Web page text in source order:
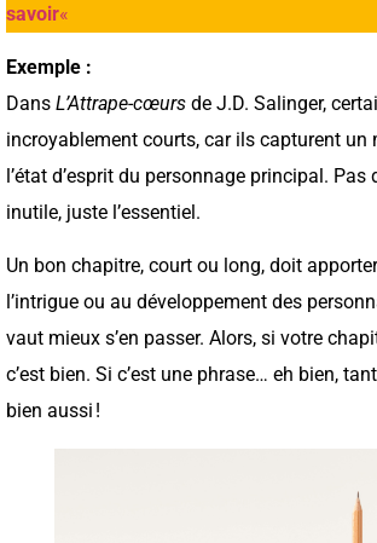
savoir«
Exemple :
Dans L’Attrape-cœurs de J.D. Salinger,
incroyablement courts, car ils capturent un
l’état d’esprit du personnage principal. Pas
inutile, juste l’essentiel.
Un bon chapitre, court ou long, doit
l’intrigue ou au développement des
vaut mieux s’en passer. Alors, si votre
c’est bien. Si c’est une phrase… eh bien,
bien aussi !